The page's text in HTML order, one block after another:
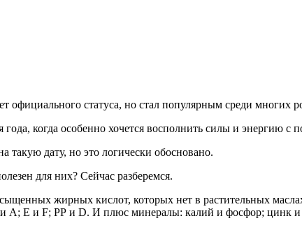
официального статуса, но стал популярным среди многих
когда особенно хочется восполнить силы и энергию с
такую дату, но это логически обосновано.
для них? Сейчас разберемся.
жирных кислот, которых нет в растительных
А; Е и F; РР и D. И плюс минералы: калий и фосфор; цинк и